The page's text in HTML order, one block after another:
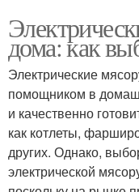
дома: как
Электрические
помощником в
и качественно
как котлеты,
других. Однако,
электрической